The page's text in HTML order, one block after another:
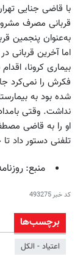
با قاضی جنایی
به‌عنوان پنجمین
بیماری کرونا،
فکرش را نمی‌کرد
شده بود به
او را به قاضی
تلفنی دستور داد
منبع: روزنامه
کد خبر493275
برچسب‌ها
اعتیاد - الکل